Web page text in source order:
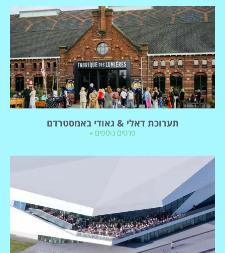
תערוכת דאלי & גאודי באמסטרדם
פרטים נוספים »